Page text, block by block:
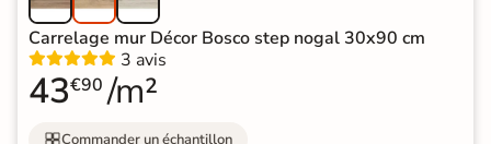
Carrelage mur Décor Bosco step nogal 30x90 cm
3 avis
43€90 /m²
Commander un échantillon